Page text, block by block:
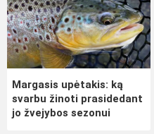
Margasis upėtakis: ką
svarbu žinoti prasidedant
jo žvejybos sezonui